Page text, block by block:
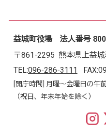
益城町役場 法人番号
〒861-2295 熊本県上益
TEL:096-286-3111
[開庁時間] 月曜～金曜日の午
（祝日、年末年始を除く）